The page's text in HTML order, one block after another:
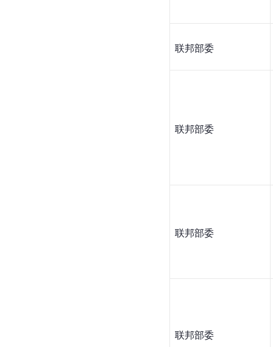
联邦部委
联邦部委
联邦部委
联邦部委